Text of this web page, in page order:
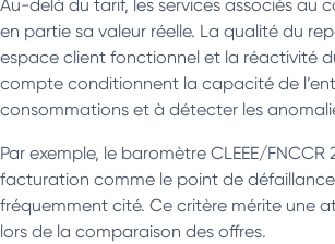
Au-delà du tarif, les services associés au
en partie sa valeur réelle. La qualité du
espace client fonctionnel et la réactivité
compte conditionnent la capacité de
consommations et à détecter les
Par exemple, le baromètre CLEEE/FNCCR
facturation comme le point de
fréquemment cité. Ce critère mérite une
lors de la comparaison des offres.